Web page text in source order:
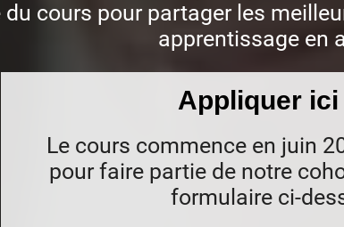
du cours pour partager les
apprentissage en
Appliquer ici
Le cours commence en juin
pour faire partie de notre
formulaire ci-